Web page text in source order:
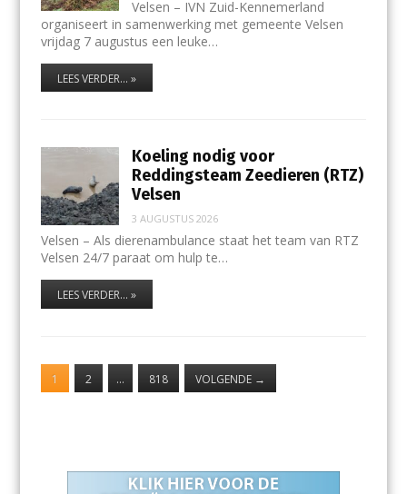
Velsen – IVN Zuid-Kennemerland
organiseert in samenwerking met gemeente Velsen
vrijdag 7 augustus een leuke…
LEES VERDER... »
Koeling nodig voor
Reddingsteam Zeedieren (RTZ)
Velsen
3 AUGUSTUS 2026
Velsen – Als dierenambulance staat het team van RTZ
Velsen 24/7 paraat om hulp te…
LEES VERDER... »
1 2 … 818 VOLGENDE →